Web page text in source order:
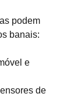
podem
banais:
e
de